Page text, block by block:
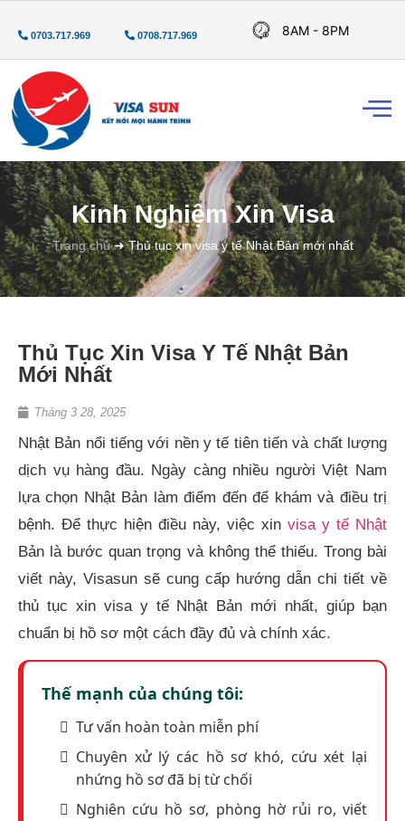
0703.717.969 0708.717.969 8AM - 8PM
Kinh Nghiệm Xin Visa
Trang chủ➜Thủ tục xin visa y tế Nhật Bản mới nhất
Thủ Tục Xin Visa Y Tế Nhật Bản
Mới Nhất
Tháng 3 28, 2025
Nhật Bản nổi tiếng với nền y tế tiên tiến và chất lượng
dịch vụ hàng đầu. Ngày càng nhiều người Việt Nam
lựa chọn Nhật Bản làm điểm đến để khám và điều trị
bệnh. Để thực hiện điều này, việc xin visa y tế Nhật
Bản là bước quan trọng và không thể thiếu. Trong bài
viết này, Visasun sẽ cung cấp hướng dẫn chi tiết về
thủ tục xin visa y tế Nhật Bản mới nhất, giúp bạn
chuẩn bị hồ sơ một cách đầy đủ và chính xác.​
Thế mạnh của chúng tôi:
Tư vấn hoàn toàn miễn phí
Chuyên xử lý các hồ sơ khó, cứu xét lại
nhứng hồ sơ đã bị từ chối
Nghiên cứu hồ sơ, phòng hờ rủi ro, viết